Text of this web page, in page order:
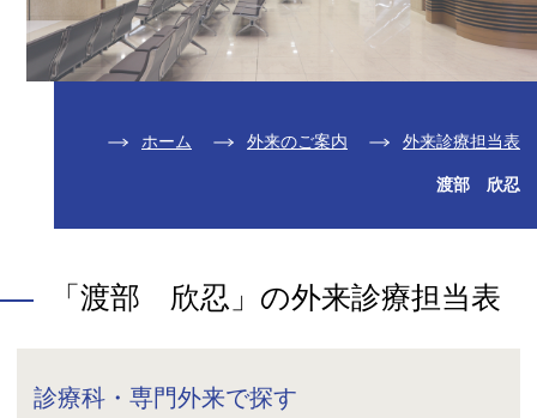
ホーム 外来のご案内 外来診療担当表
渡部 欣忍
「渡部 欣忍」の外来診療担当表
診療科・専門外来で探す